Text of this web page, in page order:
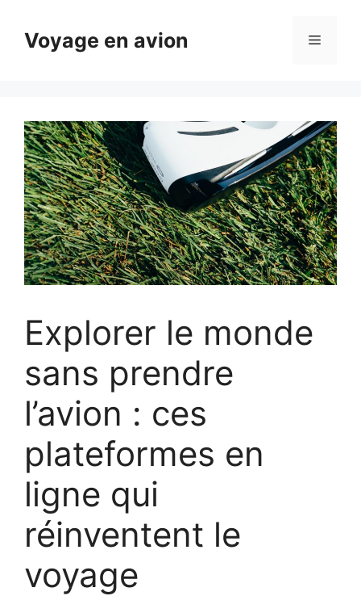
contenuVoyage en avion Menu
Explorer le monde
sans prendre
l’avion : ces
plateformes en
ligne qui
réinventent le
voyage